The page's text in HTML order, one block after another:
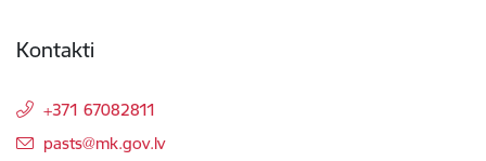
Kontakti
+371 67082811
E-pasts:
pasts@mk.gov.lv